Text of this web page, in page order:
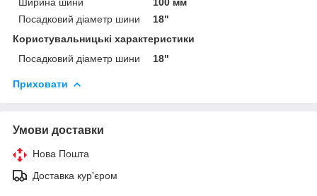
Посадковий діаметр шини
18"
Користувальницькі характеристики
Посадковий діаметр шини
18"
Приховати
Умови доставки
Нова Пошта
Доставка кур'єром